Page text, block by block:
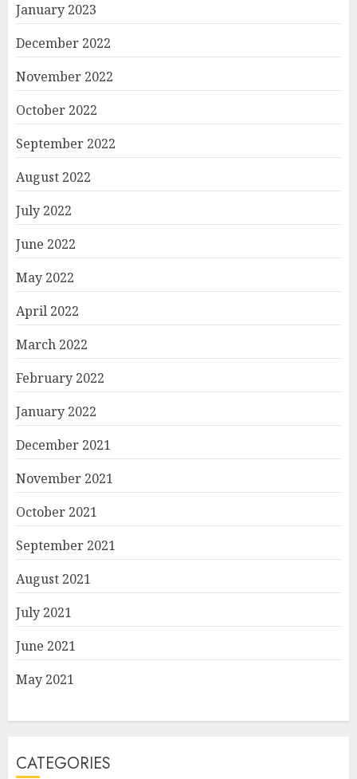
January 2023
December 2022
November 2022
October 2022
September 2022
August 2022
July 2022
June 2022
May 2022
April 2022
March 2022
February 2022
January 2022
December 2021
November 2021
October 2021
September 2021
August 2021
July 2021
June 2021
May 2021
CATEGORIES